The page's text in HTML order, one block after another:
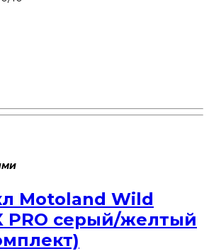
Motoland Wild
PRO серый/желтый